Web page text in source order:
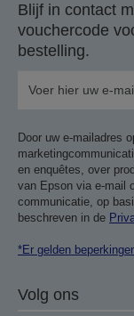
Blijf in contact
vouchercode
bestelling.
Door uw e-mailadres
en enquêtes, over
van Epson via e-mail
communicatie, op
beschreven in de
*Er gelden
Volg ons